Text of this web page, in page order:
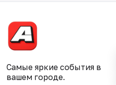
Самые яркие события в
вашем городе.